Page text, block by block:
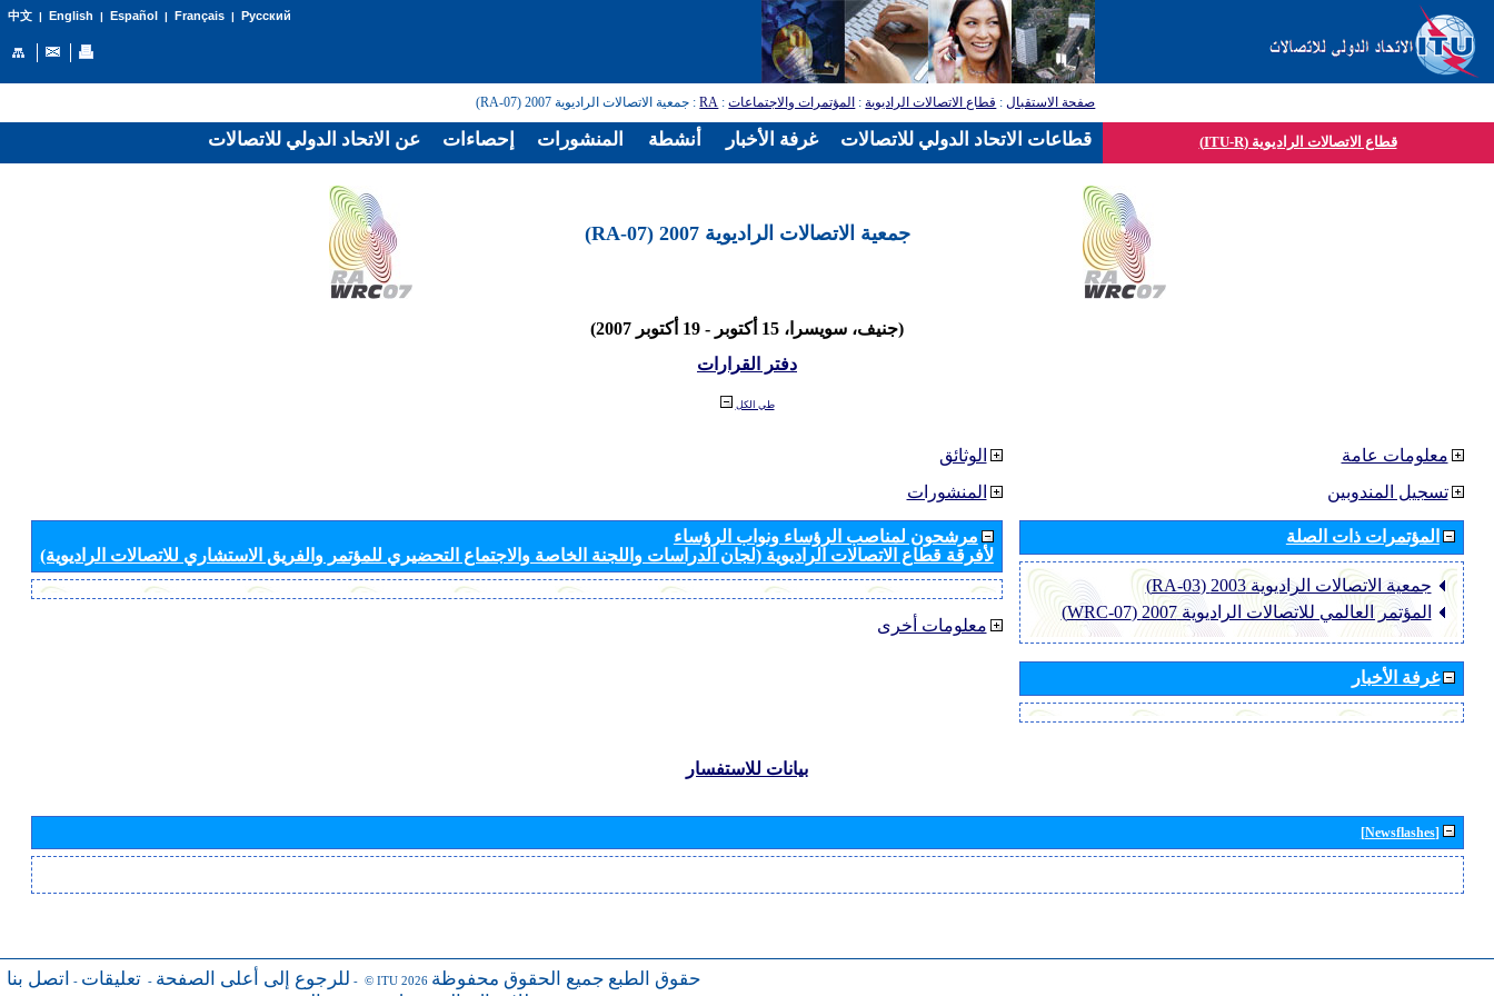
中文| English | Español | Français| Русский
صفحة الاستقبال: قطاع الاتصالات الراديوية: المؤتمرات والاجتماعات:
RA: جمعية الاتصالات الراديوية 2007 (RA-07)
قطاع الاتصالات الراديوية (ITU-R)
جمعية الاتصالات الراديوية 2007 (RA-07)
(جنيف، سويسرا، 15 أكتوبر - 19 أكتوبر 2007)
دفتر القرارات
طي الكل
الوثائق
المنشورات
مرشحون لمناصب الرؤساء ونواب الرؤساء
لأفرقة قطاع الاتصالات الراديوية (لجان الدراسات واللجنة الخاصة والاجتماع التحضيري للمؤتمر والفريق الاستشاري للاتصالات الراديوية)
معلومات أخرى
معلومات عامة
تسجيل المندوبين
المؤتمرات ذات الصلة
جمعية الاتصالات الراديوية 2003 (RA-03)
المؤتمر العالمي للاتصالات الراديوية 2007 (WRC-07)
غرفة الأخبار
بيانات للاستفسار
[Newsflashes]
للرجوع إلى أعلى الصفحة - تعليقات - اتصل بنا - © ITU 2026 حقوق الطبع جميع الحقوق محفوظة
عن الاتحاد الدولي للاتصالات إحصاءات المنشورات أنشطة غرفة الأخبار قطاعات الاتحاد الدولي للاتصالات